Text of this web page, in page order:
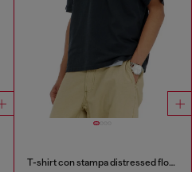
T-shirt con stampa distressed floccata